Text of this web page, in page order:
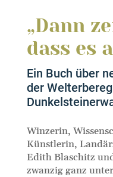
„Dann
dass es
Ein Buch über
der
Winzerin,
Künstlerin,
Edith Blaschitz
zwanzig ganz